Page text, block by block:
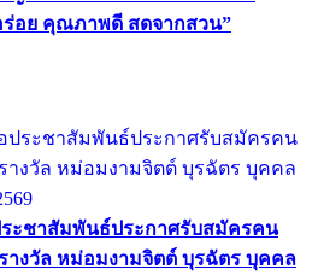
อย คุณภาพดี สดจากสวน”
ะชาสัมพันธ์ประกาศรับสมัครคน
างวัล หม่อมงามจิตต์ บุรฉัตร บุคคล